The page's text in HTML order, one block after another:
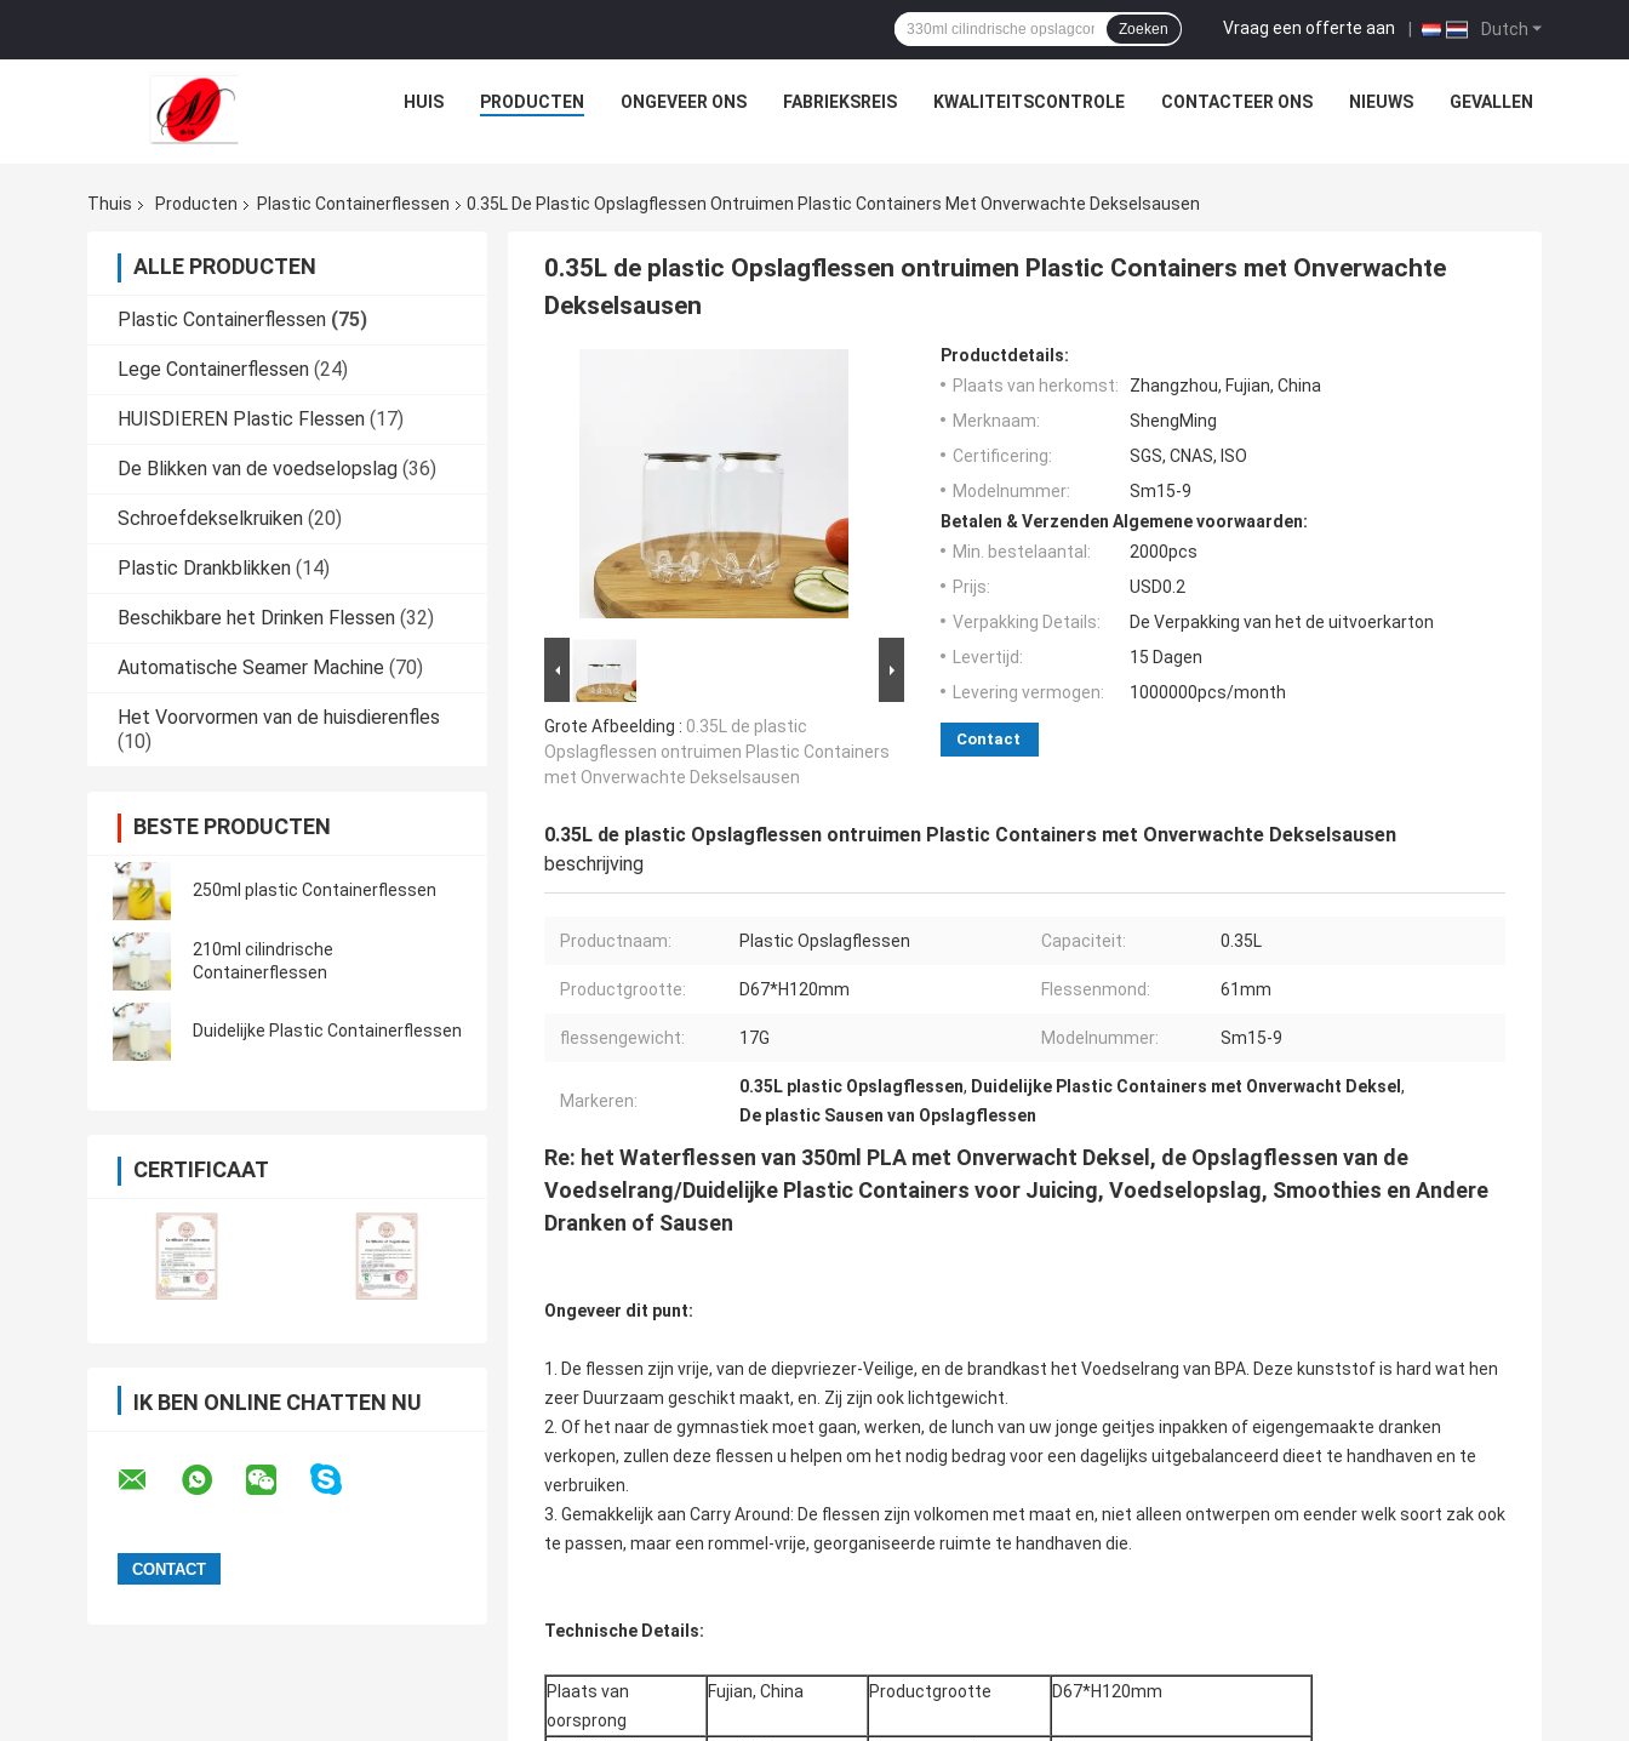
Dutch
Vraag een offerte aan |
Zoeken
HUIS PRODUCTEN ONGEVEER ONS FABRIEKSREIS KWALITEITSCONTROLE CONTACTEER ONS NIEUWS GEVALLEN
Thuis Producten Plastic Containerflessen 0.35L De Plastic Opslagflessen Ontruimen Plastic Containers Met Onverwachte Dekselsausen
ALLE PRODUCTEN
Plastic Containerflessen (75)
Lege Containerflessen (24)
HUISDIEREN Plastic Flessen (17)
De Blikken van de voedselopslag (36)
Schroefdekselkruiken (20)
Plastic Drankblikken (14)
Beschikbare het Drinken Flessen (32)
Automatische Seamer Machine (70)
Het Voorvormen van de huisdierenfles
(10)
BESTE PRODUCTEN
250ml plastic Containerflessen
210ml cilindrische
Containerflessen
Duidelijke Plastic Containerflessen
CERTIFICAAT
IK BEN ONLINE CHATTEN NU
0.35L de plastic Opslagflessen ontruimen Plastic Containers met Onverwachte
Dekselsausen
Grote Afbeelding : 0.35L de plastic
Opslagflessen ontruimen Plastic Containers
met Onverwachte Dekselsausen
Productdetails:
Plaats van herkomst:
Zhangzhou, Fujian, China
Merknaam:
ShengMing
Certificering:
SGS, CNAS, ISO
Modelnummer:
Sm15-9
Betalen & Verzenden Algemene voorwaarden:
Min. bestelaantal:
2000pcs
Prijs:
USD0.2
Verpakking Details:
De Verpakking van het de uitvoerkarton
Levertijd:
15 Dagen
Levering vermogen:
1000000pcs/month
Contact
0.35L de plastic Opslagflessen ontruimen Plastic Containers met Onverwachte Dekselsausen
beschrijving
Productnaam: Plastic Opslagflessen Capaciteit: 0.35L
Productgrootte: D67*H120mm Flessenmond: 61mm
flessengewicht: 17G Modelnummer: Sm15-9
Markeren:
0.35L plastic Opslagflessen, Duidelijke Plastic Containers met Onverwacht Deksel ,
De plastic Sausen van Opslagflessen
Re: het Waterflessen van 350ml PLA met Onverwacht Deksel, de Opslagflessen van de
Voedselrang/Duidelijke Plastic Containers voor Juicing, Voedselopslag, Smoothies en Andere
Dranken of Sausen
Ongeveer dit punt:
1. De flessen zijn vrije, van de diepvriezer-Veilige, en de brandkast het Voedselrang van BPA. Deze kunststof is hard wat hen
zeer Duurzaam geschikt maakt, en. Zij zijn ook lichtgewicht.
2. Of het naar de gymnastiek moet gaan, werken, de lunch van uw jonge geitjes inpakken of eigengemaakte dranken
verkopen, zullen deze flessen u helpen om het nodig bedrag voor een dagelijks uitgebalanceerd dieet te handhaven en te
verbruiken.
3. Gemakkelijk aan Carry Around: De flessen zijn volkomen met maat en, niet alleen ontwerpen om eender welk soort zak ook
te passen, maar een rommel-vrije, georganiseerde ruimte te handhaven die.
Technische Details:
Plaats van
oorsprong
Fujian, China Productgrootte D67*H120mm